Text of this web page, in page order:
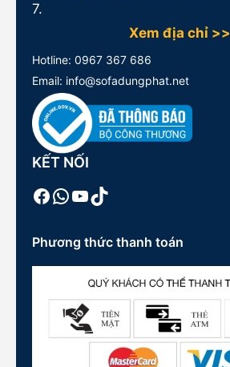
7.
Xem địa chỉ >>
Hotline: 0967 367 686
Email: info@sofadungphat.net
KẾT NỐI
Facebook
WhatsApp
Youtube
TikTok
Phương thức thanh toán